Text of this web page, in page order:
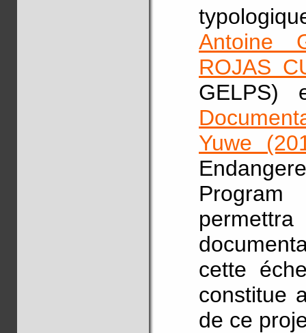
Antoine
ROJAS
GELPS)
Yuwe
permettra
cette
constitue
de ce